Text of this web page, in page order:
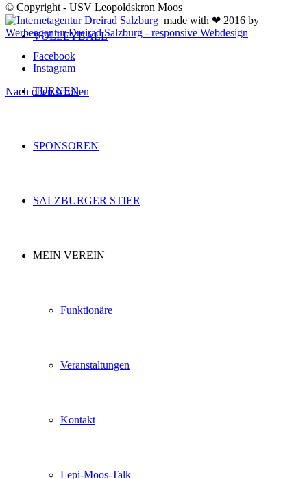
VOLLEYBALL
TURNEN
SPONSOREN
SALZBURGER STIER
MEIN VEREIN
Funktionäre
Veranstaltungen
Kontakt
Lepi-Moos-Talk
© Copyright - USV Leopoldskron Moos
made with ❤ 2016 by
Werbeagentur Dreirad Salzburg - responsive Webdesign
Facebook
Instagram
Nach oben scrollen